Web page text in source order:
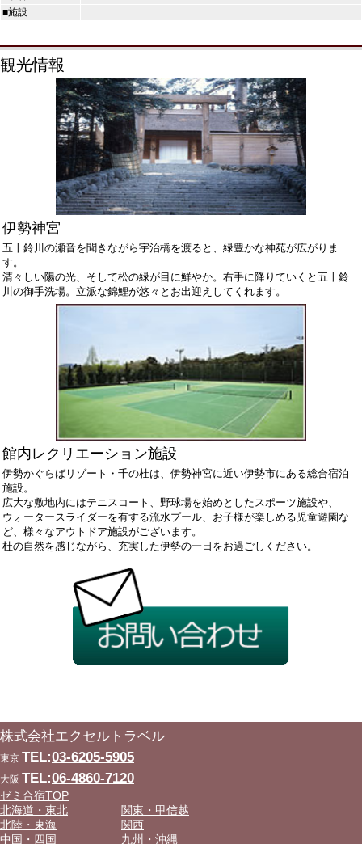
■施設
観光情報
伊勢神宮
五十鈴川の瀬音を聞きながら宇治橋を渡ると、緑豊かな神苑が広がりま
す。
清々しい陽の光、そして松の緑が目に鮮やか。右手に降りていくと五十鈴
川の御手洗場。立派な錦鯉が悠々とお出迎えしてくれます。
館内レクリエーション施設
伊勢かぐらばリゾート・千の杜は、伊勢神宮に近い伊勢市にある総合宿泊
施設。
広大な敷地内にはテニスコート、野球場を始めとしたスポーツ施設や、
ウォータースライダーを有する流水プール、お子様が楽しめる児童遊園な
ど、様々なアウトドア施設がございます。
杜の自然を感じながら、充実した伊勢の一日をお過ごしください。
株式会社エクセルトラベル
東京 TEL:03-6205-5905
大阪 TEL:06-4860-7120
ゼミ合宿TOP
北海道・東北
関東・甲信越
北陸・東海
関西
中国・四国
九州・沖縄